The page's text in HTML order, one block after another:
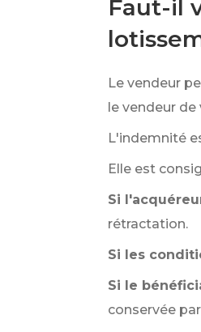
Faut-il
Le vendeur
le vendeur
L'indemnité
Elle est
Si
rétractation.
Si les
Si le
conservée